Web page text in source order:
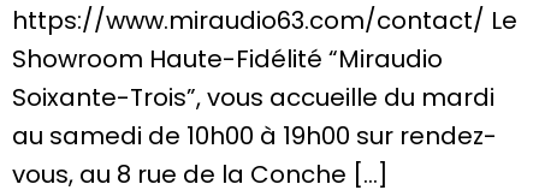
https://www.miraudio63.com/contact/ Le
Showroom Haute-Fidélité “Miraudio
Soixante-Trois”, vous accueille du mardi
au samedi de 10h00 à 19h00 sur rendez-
vous, au 8 rue de la Conche […]